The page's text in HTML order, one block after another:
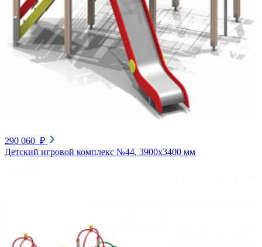
290 060 ₽
Детский игровой комплекс №44, 3900х3400 мм